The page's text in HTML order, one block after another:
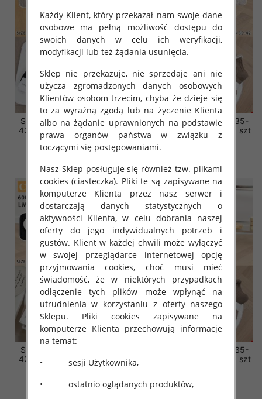
Skarpety damskie Roz 35-
42, Mix kolor Paczka 40 szt
3.20 zł
Skarpety damskie Roz 35-
42, Mix kolor Paczka 40 szt
Skarpety damskie Roz 35-
42, Mix kolor Paczka 40 szt
Skarpety damskie Roz 35-
42, Mix kolor Paczka 40 szt
Każdy Klient, który przekazał nam swoje dane
osobowe ma pełną możliwość dostępu do
swoich danych w celu ich weryfikacji,
modyfikacji lub też żądania usunięcia.
Sklep nie przekazuje, nie sprzedaje ani nie
użycza zgromadzonych danych osobowych
Klientów osobom trzecim, chyba że dzieje się
to za wyraźną zgodą lub na życzenie Klienta
albo na żądanie uprawnionych na podstawie
prawa organów państwa w związku z
toczącymi się postępowaniami.
Nasz Sklep posługuje się również tzw. plikami
cookies (ciasteczka). Pliki te są zapisywane na
komputerze Klienta przez nasz serwer i
dostarczają danych statystycznych o
aktywności Klienta, w celu dobrania naszej
oferty do jego indywidualnych potrzeb i
gustów. Klient w każdej chwili może wyłączyć
w swojej przeglądarce internetowej opcję
przyjmowania cookies, choć musi mieć
świadomość, że w niektórych przypadkach
odłączenie tych plików może wpłynąć na
utrudnienia w korzystaniu z oferty naszego
Sklepu. Pliki cookies zapisywane na
komputerze Klienta przechowują informacje
na temat:
• sesji Użytkownika,
• ostatnio oglądanych produktów,